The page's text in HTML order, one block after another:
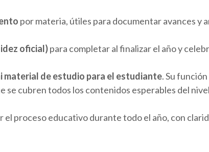
por materia, útiles para documentar avances y
oficial)para completar al finalizar el año y
material de estudio para el estudiante. Su
se cubren todos los contenidos esperables del
el proceso educativo durante todo el año, con